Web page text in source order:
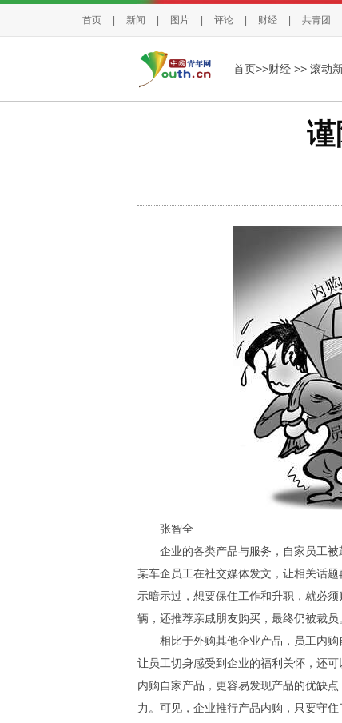
首页 新闻 图片 评论 财经 共青团
首页>>财经 >> 滚动
谨
张智全
企业的各类产品与服务，自家员工被
某车企员工在社交媒体发文，让相关话
示暗示过，想要保住工作和升职，就必
辆，还推荐亲戚朋友购买，最终仍被裁员
相比于外购其他企业产品，员工内购
让员工切身感受到企业的福利关怀，还
内购自家产品，更容易发现产品的优缺
力。可见，企业推行产品内购，只要守住